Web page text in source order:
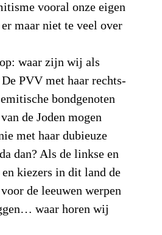
vooral onze eigen
maar niet te veel over
waar zijn wij als
PVV met haar rechts-
bondgenoten
de Joden mogen
met haar dubieuze
dan? Als de linkse en
kiezers in dit land de
de leeuwen werpen
waar horen wij